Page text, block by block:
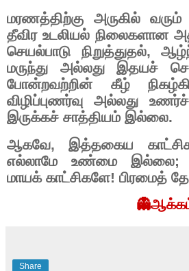
மரணத்திற்கு
அருகில் வரும்
தீவிர உடலியல் நிலைகளான
செயல்பாடு
நிறுத்துதல்,
மருந்து
அல்லது இதயச்
போன்றவற்றின்
கீழ்
விழிப்புணர்வு
அல்லது
இருக்கச் சாத்தியம் இல்லை.
ஆகவே,இத்தகைய
எல்லாமே
உண்மை இல்லை;
மாயக் காட்சிகளே! பிரமைத்
Share